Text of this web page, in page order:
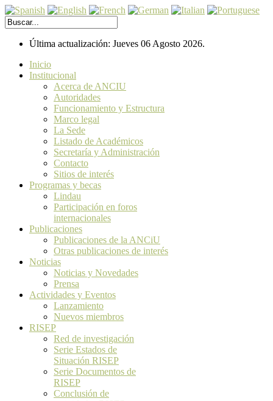
Última actualización: Jueves 06 Agosto 2026.
Inicio
Institucional
Acerca de ANCIU
Autoridades
Funcionamiento y Estructura
Marco legal
La Sede
Listado de Académicos
Secretaría y Administración
Contacto
Sitios de interés
Programas y becas
Lindau
Participación en foros
internacionales
Publicaciones
Publicaciones de la ANCiU
Otras publicaciones de interés
Noticias
Noticias y Novedades
Prensa
Actividades y Eventos
Lanzamiento
Nuevos miembros
RISEP
Red de investigación
Serie Estados de
Situación RISEP
Serie Documentos de
RISEP
Conclusión de